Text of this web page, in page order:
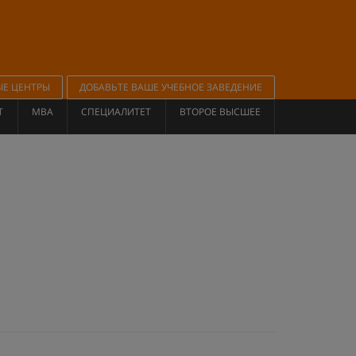
ЦЕНТРЫ
ДОБАВЬТЕ ВАШЕ УЧЕБНОЕ ЗАВЕДЕНИЕ
MBA СПЕЦИАЛИТЕТ ВТОРОЕ ВЫСШЕЕ